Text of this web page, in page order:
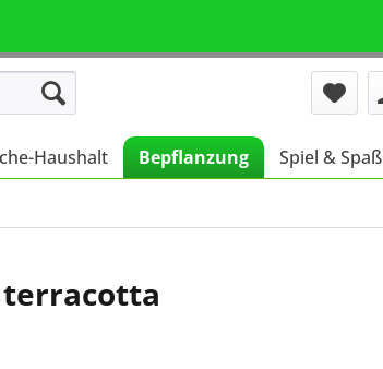
Haushalt Bepflanzung Spiel & Spaß
terracotta